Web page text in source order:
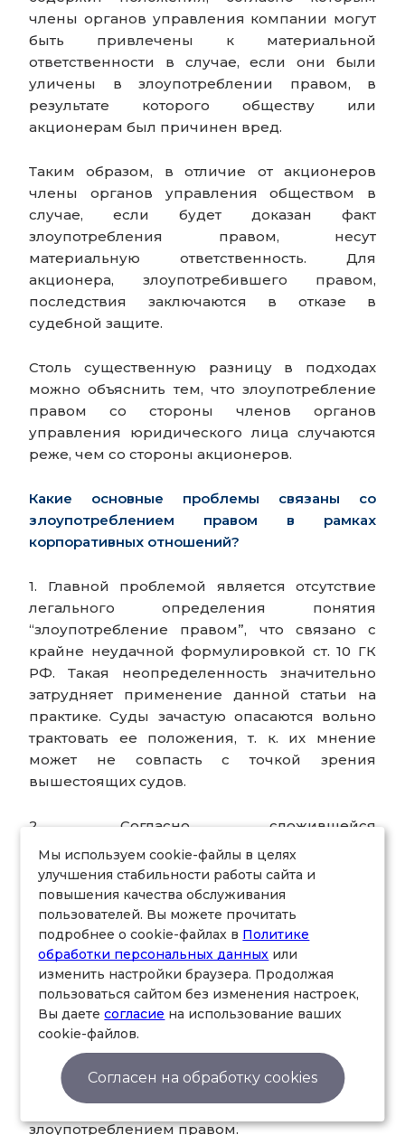
члены органов управления компании могут
быть привлечены к материальной
ответственности в случае, если они были
уличены в злоупотреблении правом, в
результате которого обществу или
акционерам был причинен вред.
Таким образом, в отличие от акционеров
члены органов управления обществом в
случае, если будет доказан факт
злоупотребления правом, несут
материальную ответственность. Для
акционера, злоупотребившего правом,
последствия заключаются в отказе в
судебной защите.
Столь существенную разницу в подходах
можно объяснить тем, что злоупотребление
правом со стороны членов органов
управления юридического лица случаются
реже, чем со стороны акционеров.
Какие основные проблемы связаны со
злоупотреблением правом в рамках
корпоративных отношений?
1. Главной проблемой является отсутствие
легального определения понятия
“злоупотребление правом”, что связано с
крайне неудачной формулировкой ст. 10 ГК
РФ. Такая неопределенность значительно
затрудняет применение данной статьи на
практике. Суды зачастую опасаются вольно
трактовать ее положения, т. к. их мнение
может не совпасть с точкой зрения
вышестоящих судов.
2. Согласно сложившейся
правоприменительной практике для
признания действия злоупотреблением
правом необходимо доказать, что данное
действие направлено исключительно на
причинение вреда другому лицу. С учетом
безусловности многих прав в рамках
корпоративных правоотношений доказать,
что единственной целью их осуществления
является причинение вреда другому лицу,
практически невозможно. В связи с этим в
настоящий момент имеется очень мало
примеров признания тех или иных действий
в рамках корпоративных отношений
злоупотреблением правом.
Мы используем cookie-файлы в целях
улучшения стабильности работы сайта и
повышения качества обслуживания
пользователей. Вы можете прочитать
подробнее о cookie-файлах в Политике
обработки персональных данных или
изменить настройки браузера. Продолжая
пользоваться сайтом без изменения настроек,
Вы даетесогласие на использование ваших
cookie-файлов.
Согласен на обработку cookies